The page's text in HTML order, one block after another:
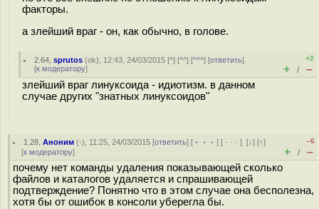
факторы.
а злейший враг - он, как обычно, в голове.
2.64 ,sprutos (ok), 12:43, 24/03/2015 [^] [^^] [^^^] [ответить]
[к модератору]
+2
+ / –
злейший враг линуксоида - идиотизм. в данном
случае других "знатных линуксоидов"
1.28 ,Аноним (-), 11:25, 24/03/2015 [ответить] [ ﹢﹢﹢] [ · · ·][↓] [↑]
[к модератору]
–6
+ / –
почему нет команды удаления показывающей сколько
файлов и каталогов удаляется и спрашивающей
подтверждение? Понятно что в этом случае она бесполезна,
хотя бы от ошибок в консоли уберегла бы.